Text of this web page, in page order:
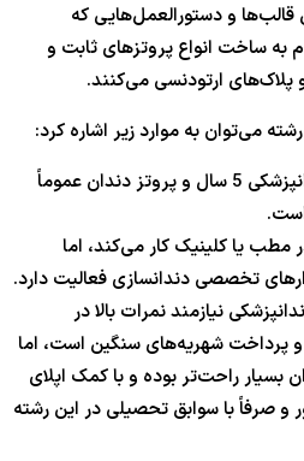
و دستورالعمل‌هایی که
به ساخت انواع پروتزهای ثابت و
ارتودنسی می‌کنند.
می‌توان به موارد زیر اشاره کرد:
طول دوره تحصیل: دندانپزشکی 5 سال و پروتز دندان عموماً
مطب یا کلینیک کار می‌کند، اما
تخصصی دندانسازی فعالیت دارد.
نیازمند نمرات بالا در
آزمون‌های YÖS یا SAT و پرداخت شهریه‌های سنگین است، اما
بسیار راحت‌تر بوده و با کمک اپلای
و صرفاً با سوابق تحصیلی در این رشته